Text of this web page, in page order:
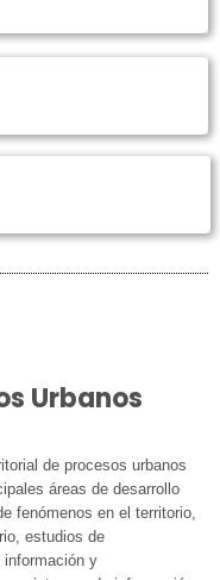
Urbanos
de procesos urbanos
áreas de desarrollo
fenómenos en el territorio,
estudios de
y